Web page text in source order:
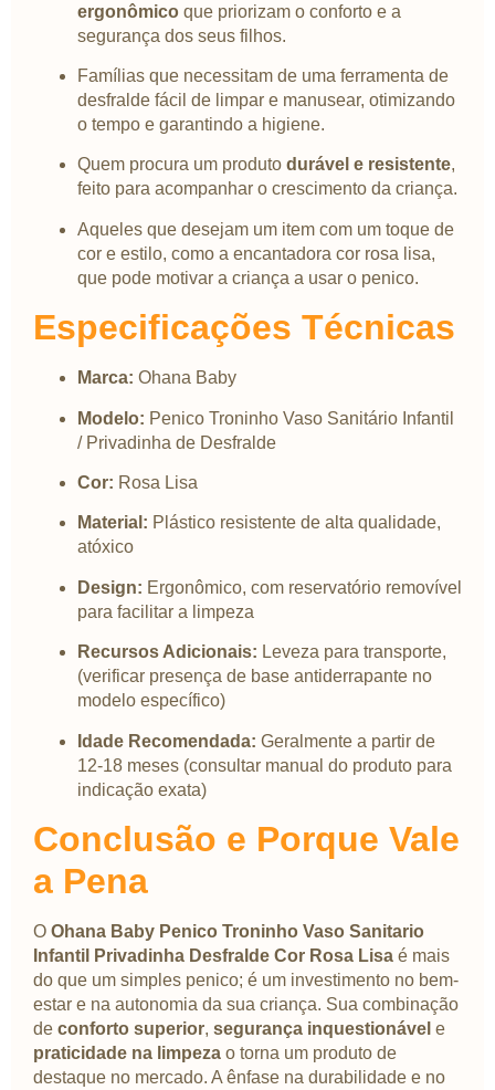
ergonômico que priorizam o conforto e a
segurança dos seus filhos.
Famílias que necessitam de uma ferramenta de
desfralde fácil de limpar e manusear, otimizando
o tempo e garantindo a higiene.
Quem procura um produto durável e resistente,
feito para acompanhar o crescimento da criança.
Aqueles que desejam um item com um toque de
cor e estilo, como a encantadora cor rosa lisa,
que pode motivar a criança a usar o penico.
Especificações Técnicas
Marca: Ohana Baby
Modelo: Penico Troninho Vaso Sanitário Infantil
/ Privadinha de Desfralde
Cor: Rosa Lisa
Material: Plástico resistente de alta qualidade,
atóxico
Design: Ergonômico, com reservatório removível
para facilitar a limpeza
Recursos Adicionais: Leveza para transporte,
(verificar presença de base antiderrapante no
modelo específico)
Idade Recomendada: Geralmente a partir de
12-18 meses (consultar manual do produto para
indicação exata)
Conclusão e Porque Vale
a Pena
O Ohana Baby Penico Troninho Vaso Sanitario
Infantil Privadinha Desfralde Cor Rosa Lisa é mais
do que um simples penico; é um investimento no bem-
estar e na autonomia da sua criança. Sua combinação
de conforto superior, segurança inquestionável e
praticidade na limpeza o torna um produto de
destaque no mercado. A ênfase na durabilidade e no